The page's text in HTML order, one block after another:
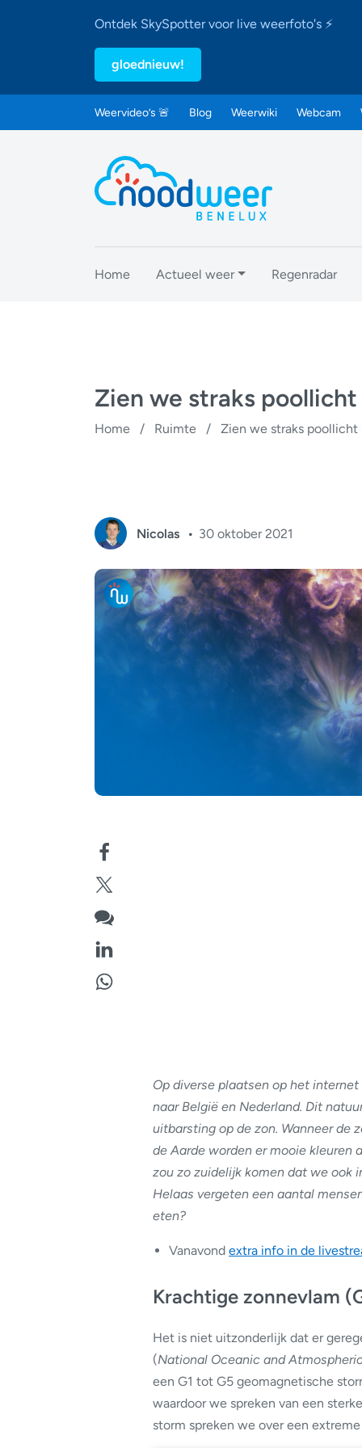
Ontdek SkySpotter voor live weerfoto's ⚡
gloednieuw!
Weervideo’s 🚨 Blog Weerwiki Webcam
Home Actueel weer Regenradar
Zien we straks
Home / Ruimte / Zien we straks
Nicolas 30 oktober 2021
Op diverse plaatsen op het
naar België en Nederland. Dit
uitbarsting op de zon. Wanneer de
de Aarde worden er mooie kleuren
zou zo zuidelijk komen dat we ook
Helaas vergeten een aantal
eten?
Vanavond extra info in de
Krachtige zonnevlam
Het is niet uitzonderlijk dat er
(National Oceanic and
een G1 tot G5 geomagnetische
waardoor we spreken van een
storm spreken we over een